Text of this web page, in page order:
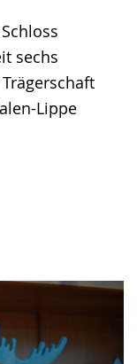
sechs
Lippe